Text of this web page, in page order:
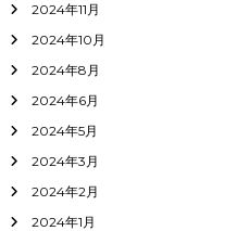
2024年11月
2024年10月
2024年8月
2024年6月
2024年5月
2024年3月
2024年2月
2024年1月